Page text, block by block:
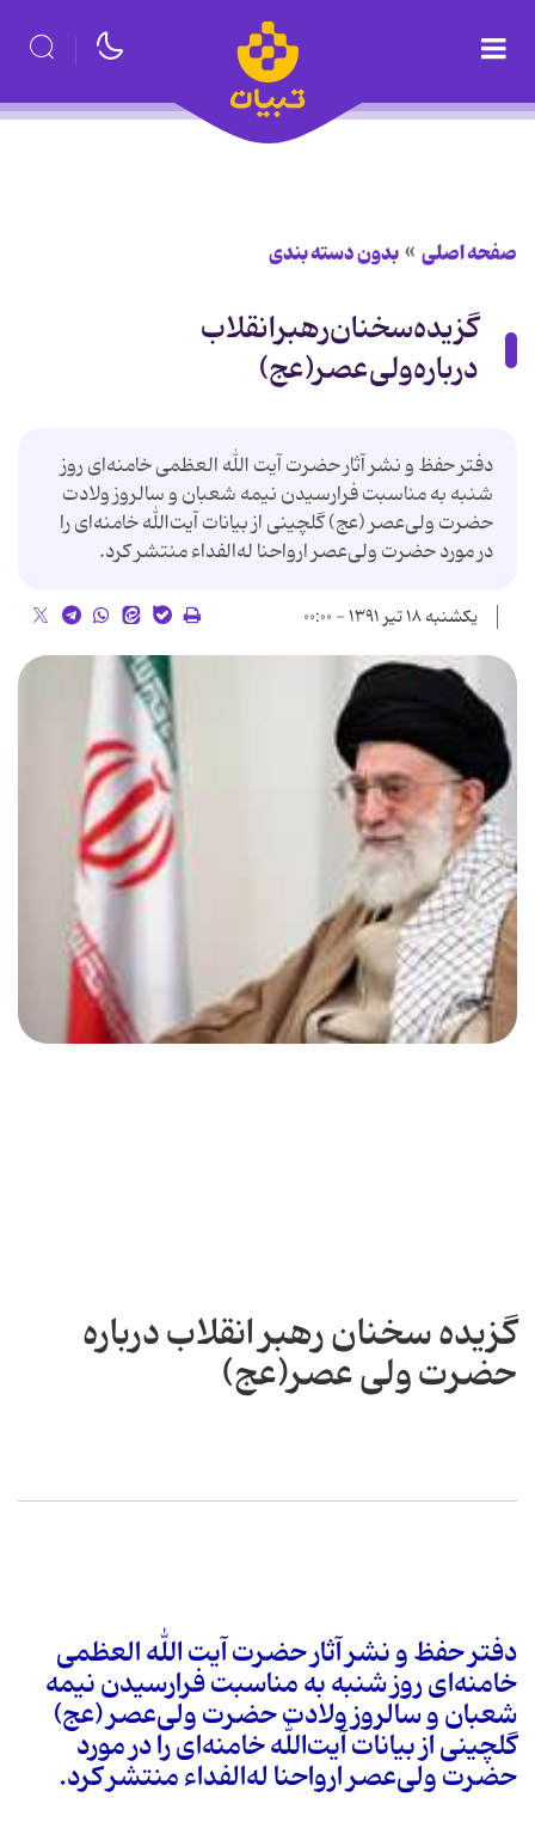
صفحه اصلی بدون دسته بندی
گزیده‌سخنان‌رهبرانقلاب
‌درباره‌ولی‌عصر(عج)
دفتر حفظ و نشر آثار حضرت آیت الله العظمی خامنه‌ای روز
شنبه به مناسبت فرارسیدن نیمه شعبان و سالروز ولادت
حضرت ولی‌عصر (عج) گلچینی از بیانات آیت‌الله خامنه‌ای را
در مورد حضرت ولی‌عصر ارواحنا له‌الفداء منتشر كرد.
یکشنبه ۱۸ تیر ۱۳۹۱ - ۰۰:۰۰
گزیده سخنان رهبر انقلاب درباره
حضرت ولی عصر(عج)
دفتر حفظ و نشر آثار حضرت آیت الله العظمی
خامنه‌ای روز شنبه به مناسبت فرارسیدن نیمه
شعبان و سالروز ولادت حضرت ولی‌عصر (عج)
گلچینی از بیانات آیت‌الله خامنه‌ای را در مورد
حضرت ولی‌عصر ارواحنا له‌الفداء منتشر كرد.